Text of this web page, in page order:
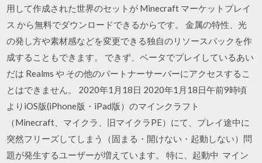
用して作成された世界のセットが Minecraft マーケットプレイ
ス から無料でダウンロードできるからです。 金属の特性、光
の発し方や素材感などを変更できる独自のリソースパックを作
成することもできます。 できず、ベータでプレイしているあい
だは Realms や その他のパートナーサーバーにアクセスするこ
とはできません。 2020年1月18日 2020年1月18日午前9時頃
よりiOS版(iPhone版・iPad版）のマインクラフト
（Minecraft、マイクラ、旧マイクラPE）にて、プレイ途中に
突然フリーズしてしまう（固まる・開けない・起動しない）問
題が発生するユーザーが増えています。 特に、起動中 マイン